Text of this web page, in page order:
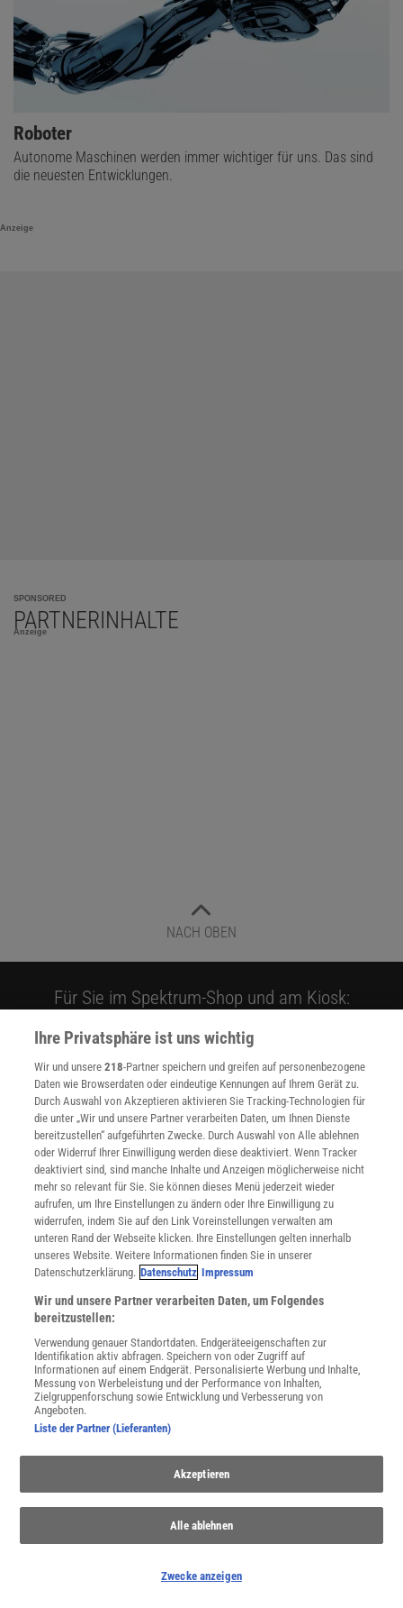
Roboter
Autonome Maschinen werden immer wichtiger für uns. Das sind
die neuesten Entwicklungen.
Anzeige
SPONSORED
PARTNERINHALTE
Anzeige
NACH OBEN
Für Sie im Spektrum-Shop und am Kiosk:
WEITERE NEUERSCHEINUNGEN SPEKTRUM SHOP
Spektrum.de-Newsletter abonnieren
JETZT ANMELDEN!
Sie können unsere Newsletter jederzeit wieder abbestellen. Infos zu unserem Umgang
mit Ihren personenbezogenen Daten finden Sie in unsererDatenschutzerklärung
SERVICES
Newsletter
Kontakt
Spektrum Shop
Im Handel kaufen
Ihre Privatsphäre ist uns wichtig
Wir und unsere218-Partner speichern und greifen auf personenbezogene
Daten wie Browserdaten oder eindeutige Kennungen auf Ihrem Gerät zu.
Durch Auswahl von Akzeptieren aktivieren Sie Tracking-Technologien für
die unter „Wir und unsere Partner verarbeiten Daten, um Ihnen Dienste
bereitzustellen“ aufgeführten Zwecke. Durch Auswahl von Alle ablehnen
oder Widerruf Ihrer Einwilligung werden diese deaktiviert. Wenn Tracker
deaktiviert sind, sind manche Inhalte und Anzeigen möglicherweise nicht
mehr so relevant für Sie. Sie können dieses Menü jederzeit wieder
aufrufen, um Ihre Einstellungen zu ändern oder Ihre Einwilligung zu
widerrufen, indem Sie auf den Link Voreinstellungen verwalten am
unteren Rand der Webseite klicken. Ihre Einstellungen gelten innerhalb
unseres Website. Weitere Informationen finden Sie in unserer
Datenschutzerklärung. Datenschutz Impressum
Wir und unsere Partner verarbeiten Daten, um Folgendes
bereitzustellen:
Verwendung genauer Standortdaten. Endgeräteeigenschaften zur
Identifikation aktiv abfragen. Speichern von oder Zugriff auf
Informationen auf einem Endgerät. Personalisierte Werbung und Inhalte,
Messung von Werbeleistung und der Performance von Inhalten,
Zielgruppenforschung sowie Entwicklung und Verbesserung von
Angeboten.
Liste der Partner (Lieferanten)
Akzeptieren
Alle ablehnen
Zwecke anzeigen